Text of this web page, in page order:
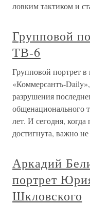
ловким тактиком и
Групповой
ТВ-6
Групповой портрет
«Коммерсантъ-
разрушения
общенационального
лет. И сегодня,
достигнута, важно
Аркадий
портрет
Шкловского